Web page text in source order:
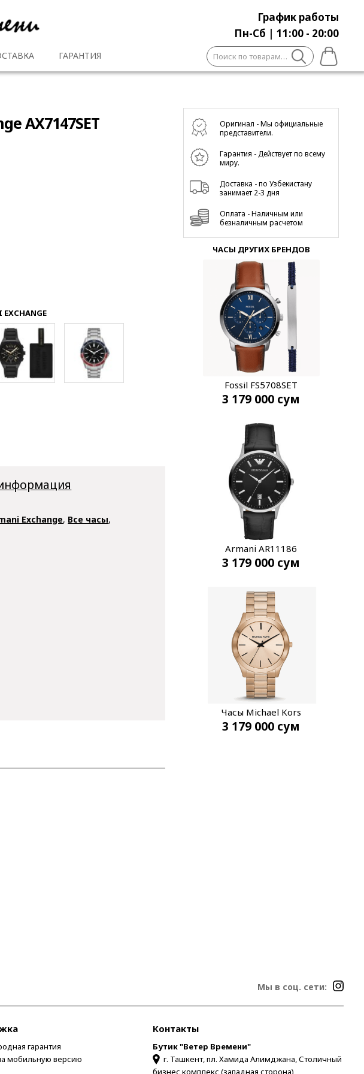
График работы
Пн-Сб | 11:00 - 20:00
ГАРАНТИЯ Искать:
AX7147SET
Exchange, Все часы,
Оригинал - Мы официальные
представители.
Гарантия - Действует по всему
миру.
Доставка - по Узбекистану
занимает 2-3 дня
Оплата - Наличным или
безналичным расчетом
ЧАСЫ ДРУГИХ БРЕНДОВ
Fossil FS5708SET
3 179 000 сум
Armani AR11186
3 179 000 сум
Часы Michael Kors
MK9122
3 179 000 сум
Мы в соц. сети:
гарантия
мобильную версию
Контакты
Бутик "Ветер Времени"
г. Ташкент, пл. Хамида Алимджана, Столичный
бизнес комплекс (западная сторона)